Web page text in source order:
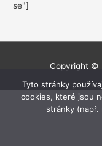
se"]
Copyright ©
Tyto stránky
cookies, které jsou
stránky (např.